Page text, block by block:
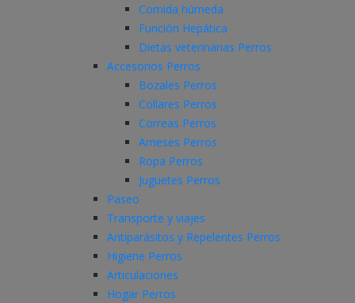
Comida húmeda
Función Hepática
Dietas veterinarias Perros
Accesorios Perros
Bozales Perros
Collares Perros
Correas Perros
Arneses Perros
Ropa Perros
Juguetes Perros
Paseo
Transporte y viajes
Antiparásitos y Repelentes Perros
Higiene Perros
Articulaciones
Hogar Perros